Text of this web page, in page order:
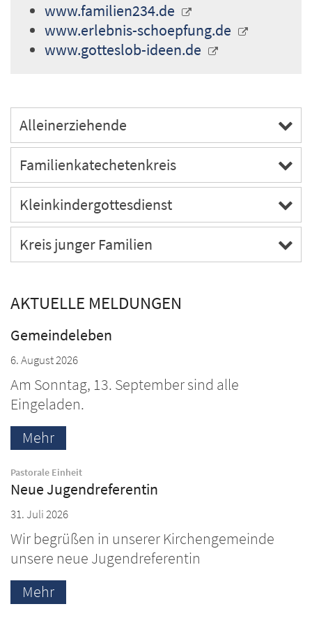
www.familien234.de
www.erlebnis-schoepfung.de
www.gotteslob-ideen.de
Alleinerziehende
Familienkatechetenkreis
Kleinkindergottesdienst
Kreis junger Familien
AKTUELLE MELDUNGEN
Gemeindeleben
6. August 2026
Am Sonntag, 13. September sind alle
Eingeladen.
Mehr
Pastorale Einheit:
Neue Jugendreferentin
31. Juli 2026
Wir begrüßen in unserer Kirchengemeinde
unsere neue Jugendreferentin
Mehr